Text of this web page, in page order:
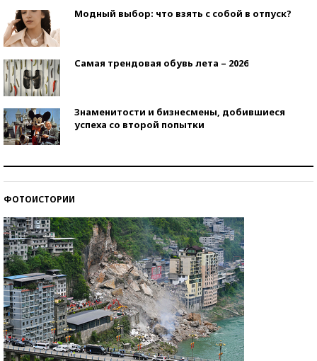
Модный выбор: что взять с собой в отпуск?
Самая трендовая обувь лета – 2026
Знаменитости и бизнесмены, добившиеся
успеха со второй попытки
ФОТОИСТОРИИ